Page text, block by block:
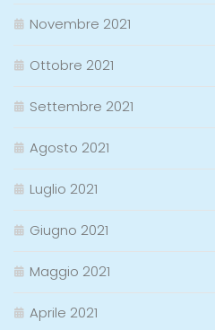
Novembre 2021
Ottobre 2021
Settembre 2021
Agosto 2021
Luglio 2021
Giugno 2021
Maggio 2021
Aprile 2021